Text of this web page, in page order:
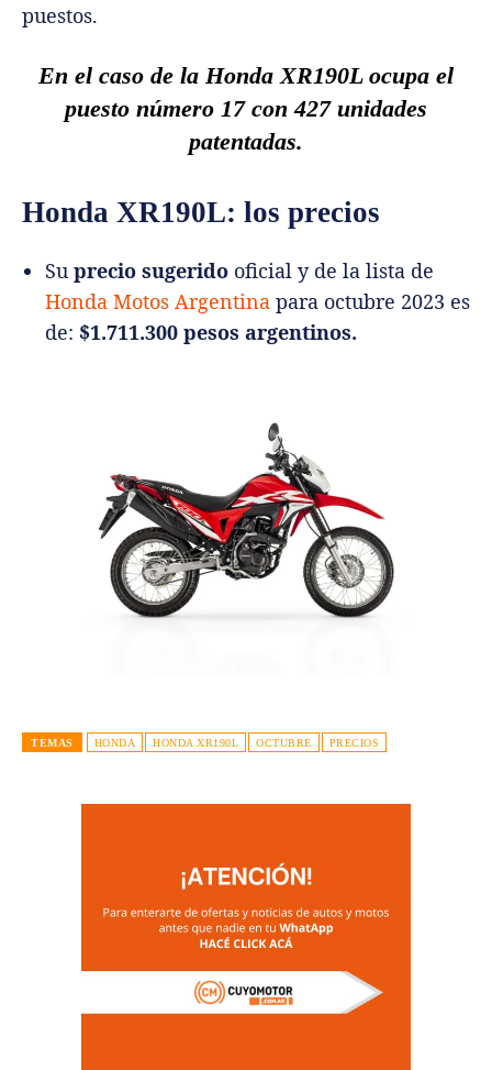
puestos.
En el caso de la Honda XR190L ocupa el
puesto número 17 con 427 unidades
patentadas.
Honda XR190L: los precios
Su precio sugerido oficial y de la lista de
Honda Motos Argentina para octubre 2023 es
de: $1.711.300 pesos argentinos.
TEMAS HONDA HONDA XR190L OCTUBRE PRECIOS